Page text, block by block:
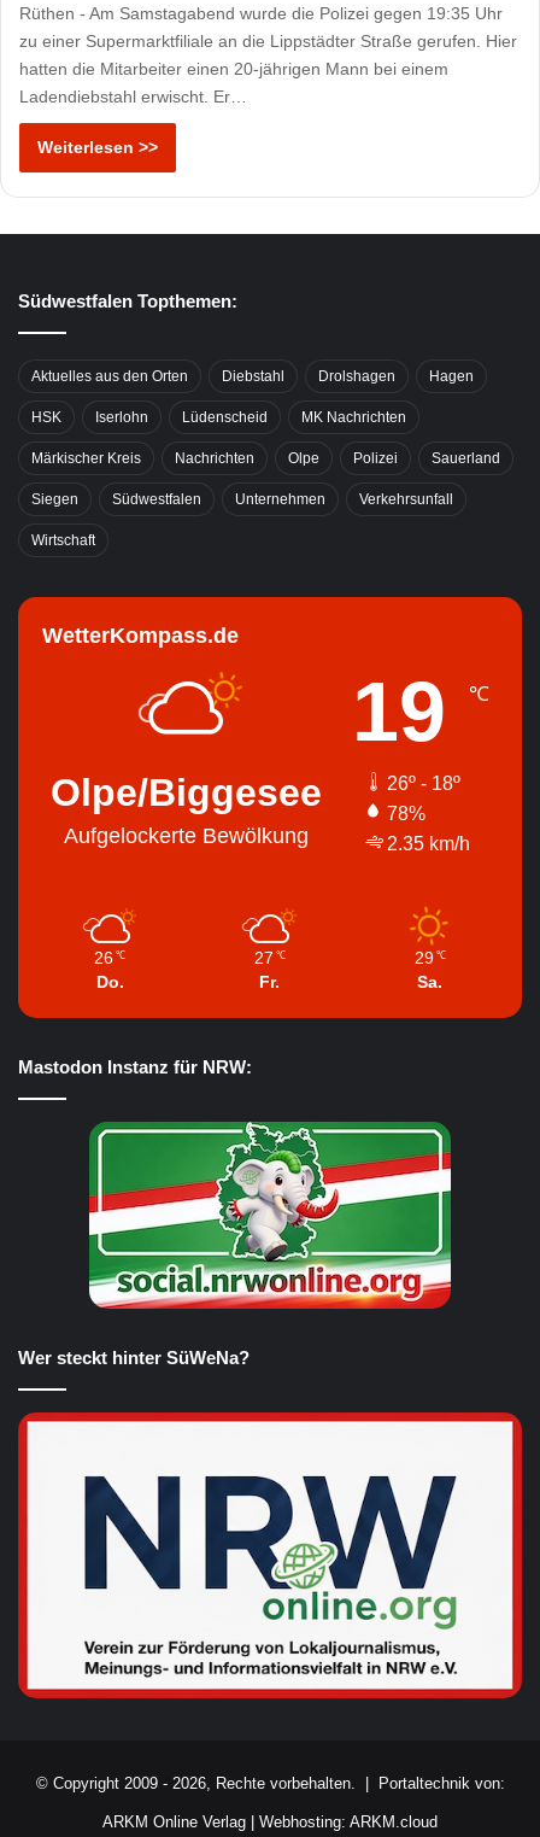
Rüthen - Am Samstagabend wurde die Polizei gegen 19:35 Uhr
zu einer Supermarktfiliale an die Lippstädter Straße gerufen. Hier
hatten die Mitarbeiter einen 20-jährigen Mann bei einem
Ladendiebstahl erwischt. Er…
Weiterlesen >>
Südwestfalen Topthemen:
Aktuelles aus den Orten Diebstahl Drolshagen Hagen
HSK Iserlohn Lüdenscheid MK Nachrichten
Märkischer Kreis Nachrichten Olpe Polizei Sauerland
Siegen Südwestfalen Unternehmen Verkehrsunfall
Wirtschaft
WetterKompass.de
Olpe/Biggesee
Aufgelockerte Bewölkung
19 ℃
26º - 18º
78%
2.35 km/h
26 ℃
Do.
27 ℃
Fr.
29 ℃
Sa.
Mastodon Instanz für NRW:
Wer steckt hinter SüWeNa?
© Copyright 2009 - 2026, Rechte vorbehalten. | Portaltechnik von:
ARKM Online Verlag Webhosting: ARKM.cloud